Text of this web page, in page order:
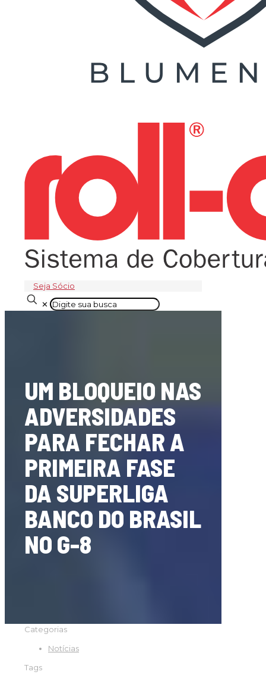
Seja Sócio
✕
UM BLOQUEIO NAS
ADVERSIDADES
PARA FECHAR A
PRIMEIRA FASE
DA SUPERLIGA
BANCO DO BRASIL
NO G-8
Categorias
Notícias
Tags